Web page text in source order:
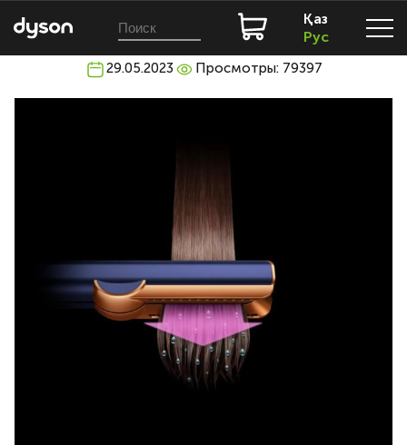
Қаз
Рус
29.05.2023 Просмотры: 79397